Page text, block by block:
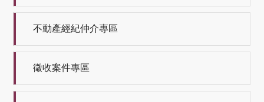
不動產經紀仲介專區
徵收案件專區